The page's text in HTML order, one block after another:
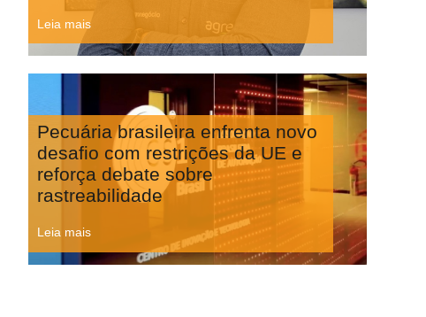
Leia mais
Pecuária brasileira enfrenta novo
desafio com restrições da UE e
reforça debate sobre
rastreabilidade
Leia mais